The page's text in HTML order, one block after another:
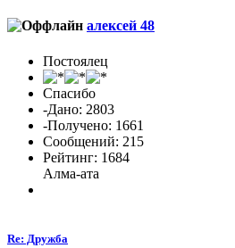
алексей 48
Постоялец
Спасибо
-Дано: 2803
-Получено: 1661
Сообщений: 215
Рейтинг: 1684
Алма-ата
Re: Дружба